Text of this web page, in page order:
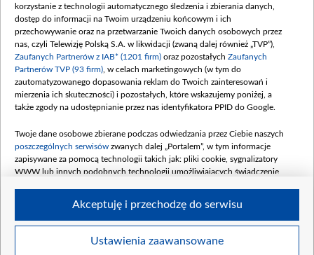
mln, listopad 265 mln)
Dofinansowanie 48 862 000,00 PLN
Data podpisania umowy: GRUDZIEŃ 2025
(wpłata grudzień 60,548 mln)
Dofinansowanie 900 000 000,00 PLN
Data podpisania umowy: LUTY 2026 (wpłata
kwiecień 180 mln, 7 maja 180 mln, 8
czerwca 90 mln)
Dofinansowanie 250 000 000,00 PLN
4 sierpnia 250 mln
korzystanie z technologii automatycznego śledzenia i zbierania danych,
dostęp do informacji na Twoim urządzeniu końcowym i ich
przechowywanie oraz na przetwarzanie Twoich danych osobowych przez
nas, czyli Telewizję Polską S.A. w likwidacji (zwaną dalej również „TVP”),
Zaufanych Partnerów z IAB* (1201 firm) oraz pozostałych Zaufanych
Partnerów TVP (93 firm) , w celach marketingowych (w tym do
zautomatyzowanego dopasowania reklam do Twoich zainteresowań i
mierzenia ich skuteczności) i pozostałych, które wskazujemy poniżej, a
także zgody na udostępnianie przez nas identyfikatora PPID do Google.
Twoje dane osobowe zbierane podczas odwiedzania przez Ciebie naszych
poszczególnych serwisów zwanych dalej „Portalem”, w tym informacje
zapisywane za pomocą technologii takich jak: pliki cookie, sygnalizatory
WWW lub innych podobnych technologii umożliwiających świadczenie
Twoje dane osobowe zbierane podczas odwiedzania przez Ciebie
Ustawienia zaawansowane
Akceptuję i przechodzę do serwisu